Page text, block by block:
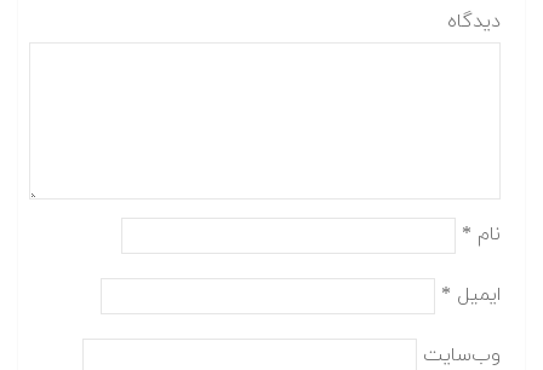
دیدگاه
نام *
ایمیل *
وب‌سایت